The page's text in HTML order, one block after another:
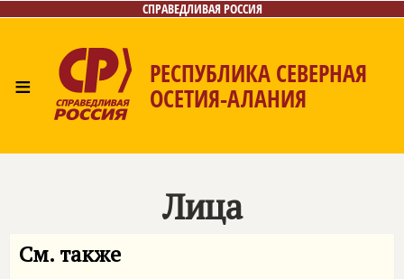
СПРАВЕДЛИВАЯ РОССИЯ
≡ РЕСПУБЛИКА СЕВЕРНАЯ
ОСЕТИЯ-АЛАНИЯ
Контакты
Лица
См. также